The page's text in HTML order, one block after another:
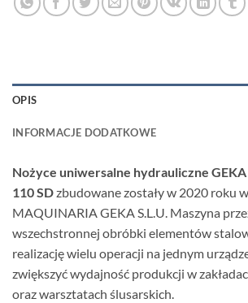
OPIS
INFORMACJE DODATKOWE
Nożyce uniwersalne hydrauliczne GEKA
110 SDzbudowane zostały w 2020 roku
MAQUINARIA GEKA S.L.U. Maszyna
wszechstronnej obróbki elementów
realizację wielu operacji na jednym
zwiększyć wydajność produkcji w
oraz warsztatach ślusarskich.